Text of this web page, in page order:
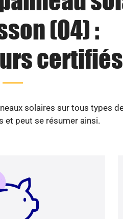
(04) :
certifiés
solaires sur tous types
et peut se résumer ainsi.